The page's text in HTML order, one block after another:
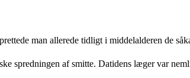
man allerede tidligt i middelalderen de
spredningen af smitte. Datidens læger var